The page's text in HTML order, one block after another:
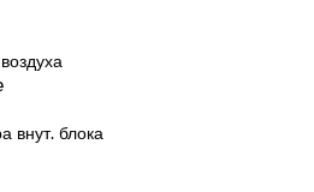
внут. блока